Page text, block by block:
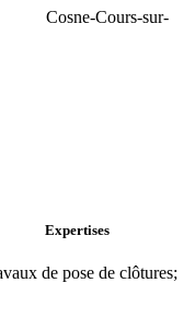
Cosne-Cours-sur-
Expertises
de pose de clôtures;